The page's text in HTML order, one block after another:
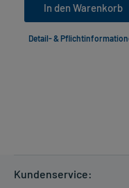
In den Warenkorb
Detail- &
Kundenservice: